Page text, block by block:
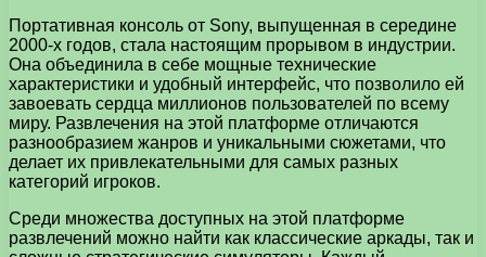
Портативная консоль от Sony, выпущенная в середине
2000-х годов, стала настоящим прорывом в индустрии.
Она объединила в себе мощные технические
характеристики и удобный интерфейс, что позволило ей
завоевать сердца миллионов пользователей по всему
миру. Развлечения на этой платформе отличаются
разнообразием жанров и уникальными сюжетами, что
делает их привлекательными для самых разных
категорий игроков.
Среди множества доступных на этой платформе
развлечений можно найти как классические аркады, так и